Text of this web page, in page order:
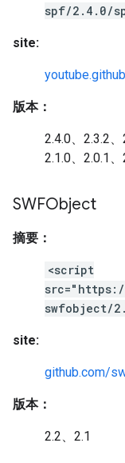
spf/2.4.0/
site:
版本：
2.4.0、2.3.2、
2.1.0、2.0.1
SWFObject
摘要：
<script
swfobject/
site:
github.com/
版本：
2.2、2.1